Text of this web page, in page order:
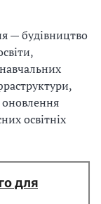
— будівництво
оновлення
освітніх
для